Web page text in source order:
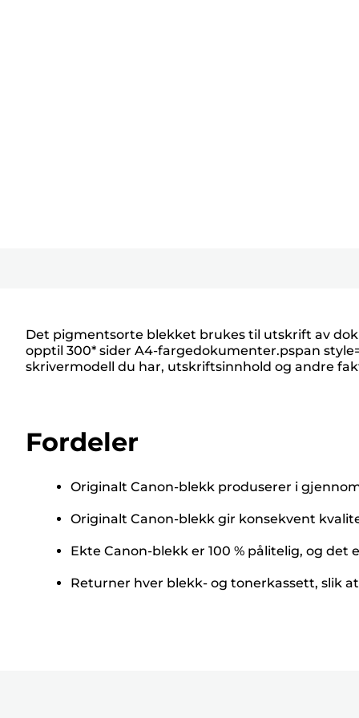
Det pigmentsorte blekket brukes til utskrift av
opptil 300* sider A4-fargedokumenter.pspan
skrivermodell du har, utskriftsinnhold og andre
Fordeler
Originalt Canon-blekk produserer i
Originalt Canon-blekk gir konsekvent
Ekte Canon-blekk er 100 % pålitelig, og
Returner hver blekk- og tonerkassett, slik